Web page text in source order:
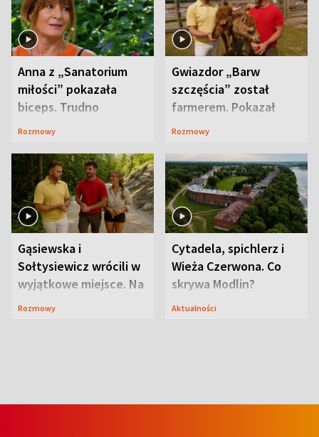
Anna z „Sanatorium
miłości” pokazała
biceps. Trudno
uwierzyć, co przeszła
Rozmowy
Gwiazdor „Barw
szczęścia” został
farmerem. Pokazał
swoje niezwykłe
Rozmowy
Gąsiewska i
Sołtysiewicz wrócili w
wyjątkowe miejsce. Na
szlaku czekał
Rozmowy
Cytadela, spichlerz i
Wieża Czerwona. Co
skrywa Modlin?
Aktualności